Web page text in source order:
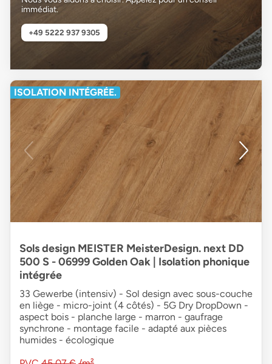
immédiat.
+49 5222 937 9305
ISOLATION INTÉGRÉE.
Sols design MEISTER MeisterDesign. next DD
500 S - 06999 Golden Oak | Isolation phonique
intégrée
33 Gewerbe (intensiv) - Sol design avec sous-couche
en liège - micro-joint (4 côtés) - 5G Dry DropDown -
aspect bois - planche large - marron - gaufrage
synchrone - montage facile - adapté aux pièces
humides - écologique